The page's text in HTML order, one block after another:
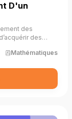
D'un
des
des
équations
Mathématiques